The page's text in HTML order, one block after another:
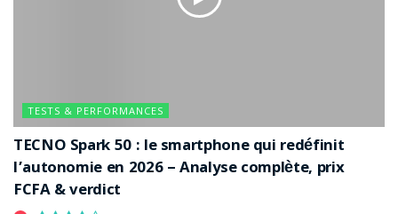
TESTS & PERFORMANCES
TECNO Spark 50 : le smartphone qui redéfinit
l’autonomie en 2026 – Analyse complète, prix
FCFA & verdict